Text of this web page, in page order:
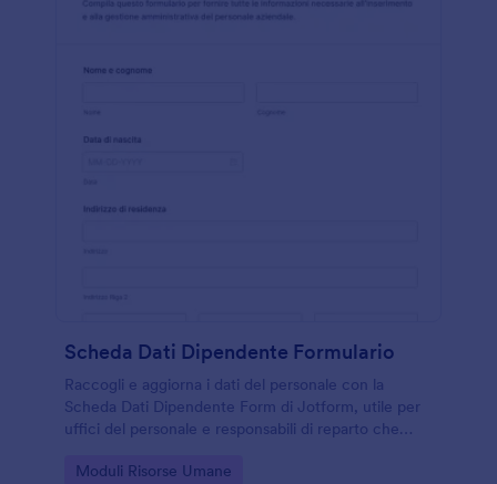
Scheda Dati Dipendente Formulario
Raccogli e aggiorna i dati del personale con la
Scheda Dati Dipendente Form di Jotform, utile per
uffici del personale e responsabili di reparto che
risposta del modulo.
Go to Category:
Moduli Risorse Umane